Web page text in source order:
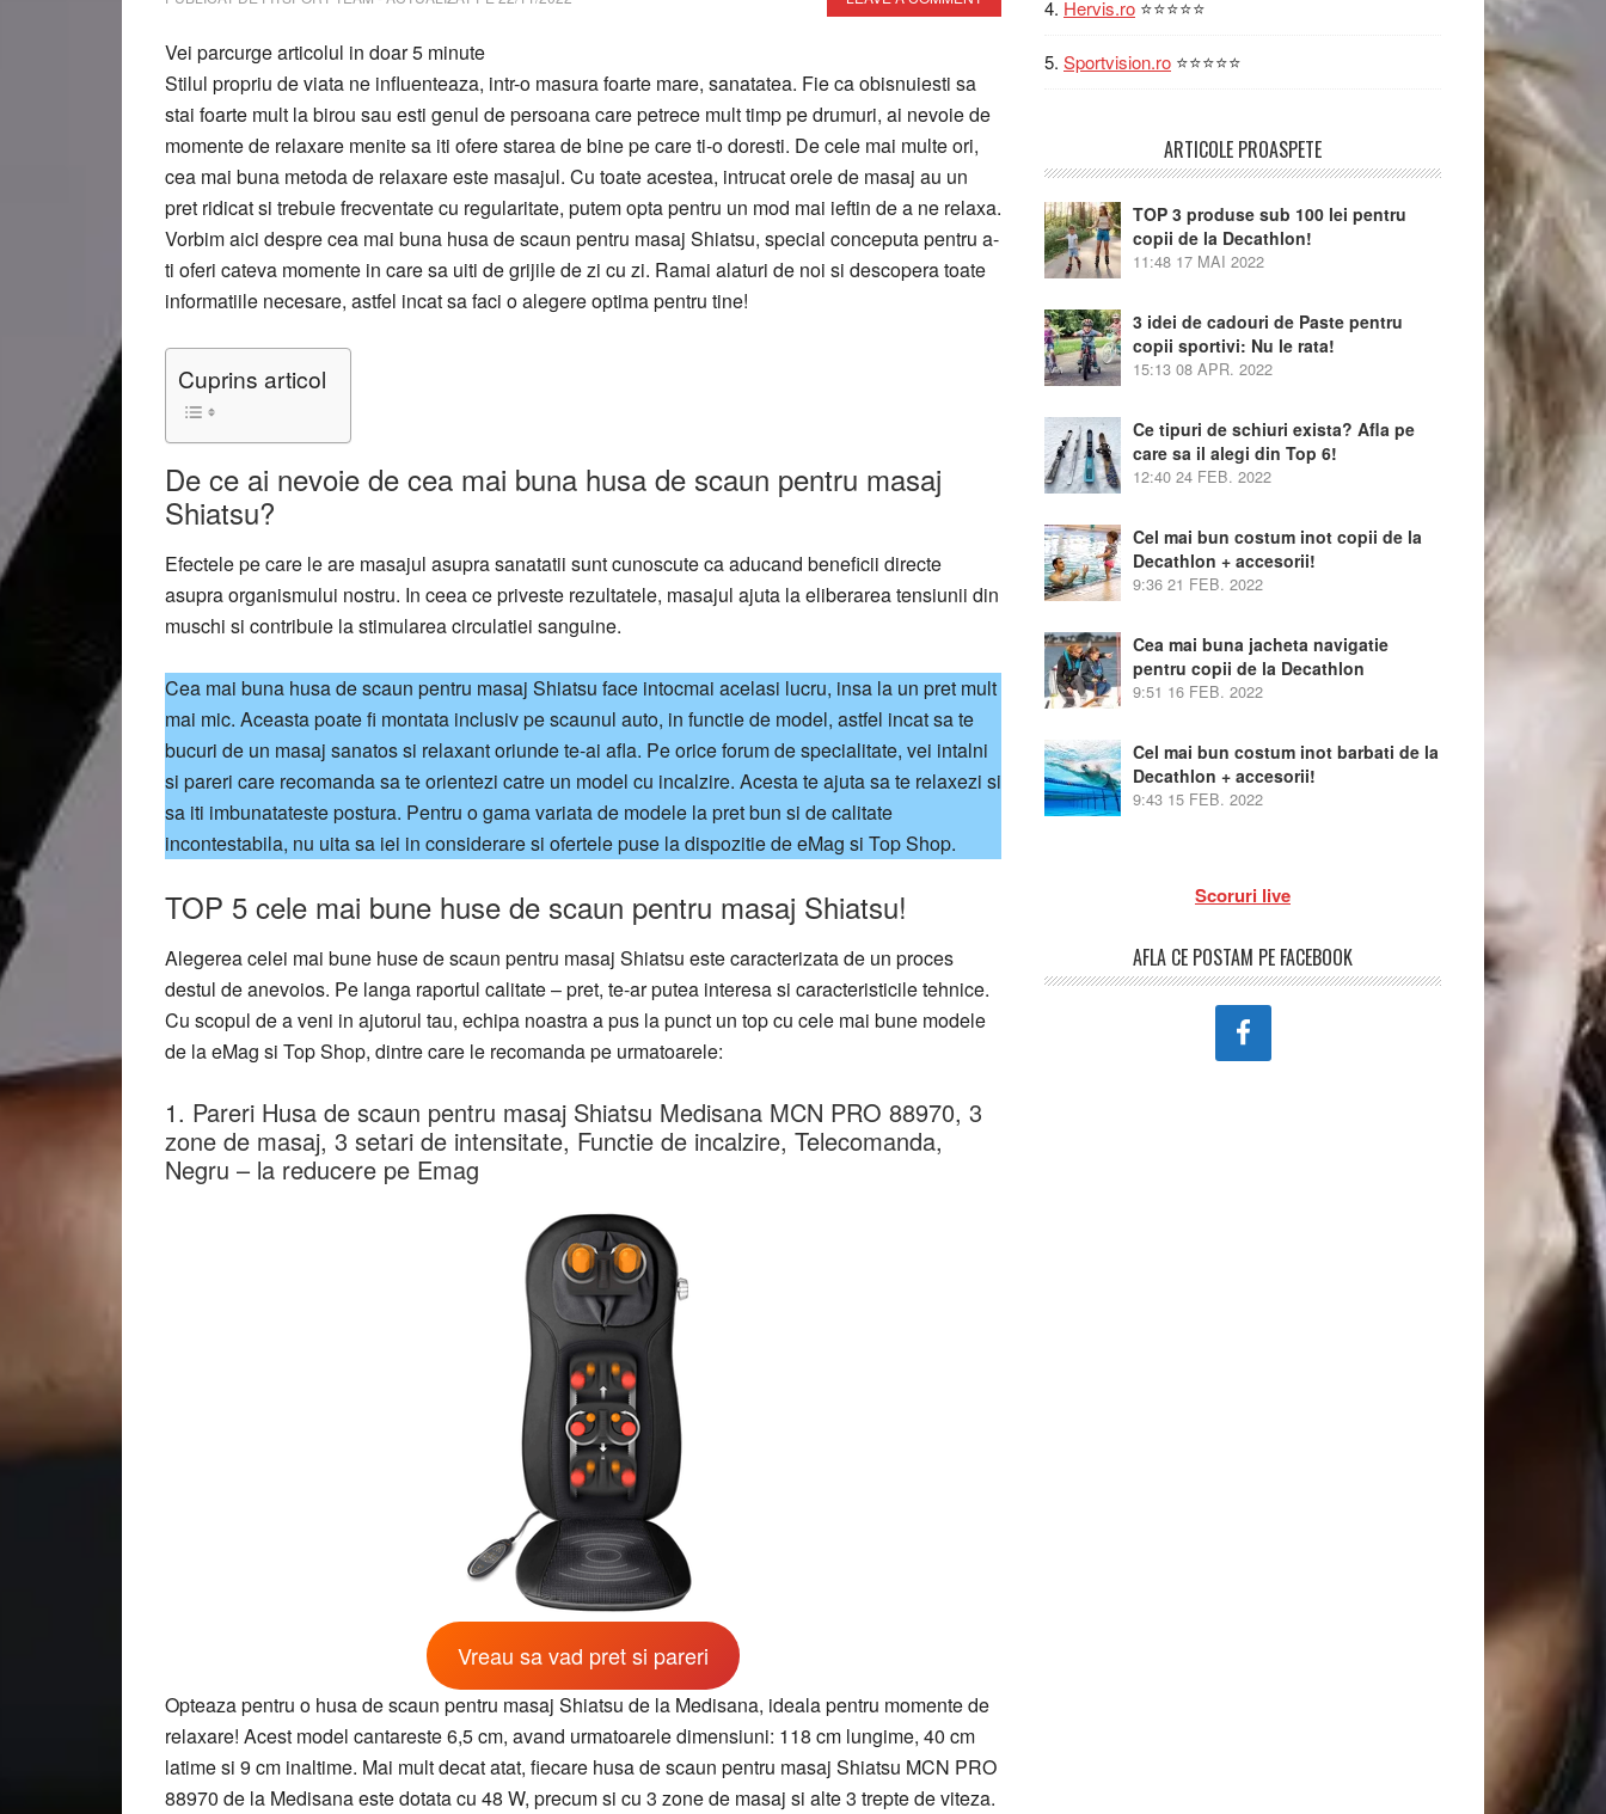
Vei parcurge articolul in doar5 minute
Stilul propriu de viata ne influenteaza, intr-o masura foarte mare, sanatatea. Fie ca obisnuiesti sa
stai foarte mult la birou sau esti genul de persoana care petrece mult timp pe drumuri, ai nevoie de
momente de relaxare menite sa iti ofere starea de bine pe care ti-o doresti. De cele mai multe ori,
cea mai buna metoda de relaxare este masajul. Cu toate acestea, intrucat orele de masaj au un
pret ridicat si trebuie frecventate cu regularitate, putem opta pentru un mod mai ieftin de a ne relaxa.
Vorbim aici despre cea mai buna husa de scaun pentru masaj Shiatsu, special conceputa pentru a-
ti oferi cateva momente in care sa uiti de grijile de zi cu zi. Ramai alaturi de noi si descopera toate
informatiile necesare, astfel incat sa faci o alegere optima pentru tine!
Cuprins articol
De ce ai nevoie de cea mai buna husa de scaun pentru masaj
Shiatsu?
Efectele pe care le are masajul asupra sanatatii sunt cunoscute ca aducand beneficii directe
asupra organismului nostru. In ceea ce priveste rezultatele, masajul ajuta la eliberarea tensiunii din
muschi si contribuie la stimularea circulatiei sanguine.
Cea mai buna husa de scaun pentru masaj Shiatsu face intocmai acelasi lucru, insa la un pret mult
mai mic. Aceasta poate fi montata inclusiv pe scaunul auto, in functie de model, astfel incat sa te
bucuri de un masaj sanatos si relaxant oriunde te-ai afla. Pe orice forum de specialitate, vei intalni
si pareri care recomanda sa te orientezi catre un model cu incalzire. Acesta te ajuta sa te relaxezi si
sa iti imbunatateste postura. Pentru o gama variata de modele la pret bun si de calitate
incontestabila, nu uita sa iei in considerare si ofertele puse la dispozitie de eMag si Top Shop.
TOP 5 cele mai bune huse de scaun pentru masaj Shiatsu!
Alegerea celei mai bune huse de scaun pentru masaj Shiatsu este caracterizata de un proces
destul de anevoios. Pe langa raportul calitate – pret, te-ar putea interesa si caracteristicile tehnice.
Cu scopul de a veni in ajutorul tau, echipa noastra a pus la punct un top cu cele mai bune modele
de la eMag si Top Shop, dintre care le recomanda pe urmatoarele:
1. Pareri Husa de scaun pentru masaj Shiatsu Medisana MCN PRO 88970, 3
zone de masaj, 3 setari de intensitate, Functie de incalzire, Telecomanda,
Negru – la reducere pe Emag
Vreau sa vad pret si pareri
Opteaza pentru o husa de scaun pentru masaj Shiatsu de la Medisana, ideala pentru momente de
relaxare! Acest model cantareste 6,5 cm, avand urmatoarele dimensiuni: 118 cm lungime, 40 cm
latime si 9 cm inaltime. Mai mult decat atat, fiecare husa de scaun pentru masaj Shiatsu MCN PRO
88970 de la Medisana este dotata cu 48 W, precum si cu 3 zone de masaj si alte 3 trepte de viteza.
Hervis.ro ⭐⭐⭐⭐⭐
Sportvision.ro ⭐⭐⭐⭐⭐
ARTICOLE PROASPETE
TOP 3 produse sub 100 lei pentru
copii de la Decathlon!
11:48 17 MAI 2022
3 idei de cadouri de Paste pentru
copii sportivi: Nu le rata!
15:13 08 APR. 2022
Ce tipuri de schiuri exista? Afla pe
care sa il alegi din Top 6!
12:40 24 FEB. 2022
Cel mai bun costum inot copii de la
Decathlon + accesorii!
9:36 21 FEB. 2022
Cea mai buna jacheta navigatie
pentru copii de la Decathlon
9:51 16 FEB. 2022
Cel mai bun costum inot barbati de la
Decathlon + accesorii!
9:43 15 FEB. 2022
Scoruri live
AFLA CE POSTAM PE FACEBOOK